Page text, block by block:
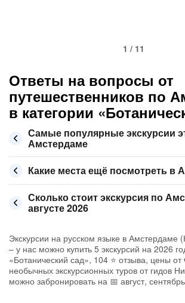
1 / 11
Ответы на вопросы от
путешественников по
в категории
Самые популярные экскурсии
Амстердаме
Какие места ещё посмотреть в
Сколько стоит экскурсия по
августе 2026
Экскурсии на русском языке в
– у нас можно купить 5 экскурсий на 2026
«Ботанический сад», 104 ⭐ отзыва, цены от
необычных экскурсионных туров от гидов
можно забронировать на 📅 август,